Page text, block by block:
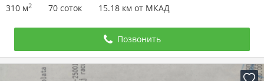
310 м2 70 соток 15.18 км от МКАД
Позвонить